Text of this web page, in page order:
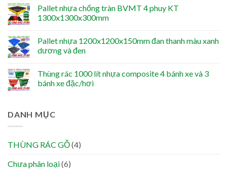
Pallet nhựa chống tràn BVMT 4 phuy KT
1300x1300x300mm
Pallet nhựa 1200x1200x150mm đan thanh màu xanh
dương và đen
Thùng rác 1000 lít nhựa composite 4 bánh xe và 3
bánh xe đặc/hơi
DANH MỤC
THÙNG RÁC GỖ(4)
Chưa phân loại(6)